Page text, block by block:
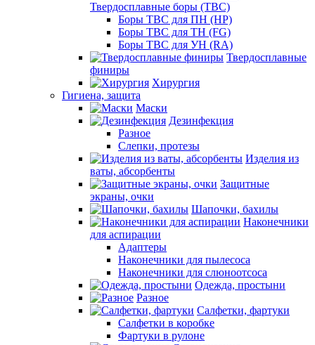
Твердосплавные боры (ТВС)
Боры ТВС для ПН (HP)
Боры ТВС для ТН (FG)
Боры ТВС для УН (RA)
Твердосплавные
финиры
Хирургия
Гигиена, защита
Маски
Дезинфекция
Разное
Слепки, протезы
Изделия из
ваты, абсорбенты
Защитные
экраны, очки
Шапочки, бахилы
Наконечники
для аспирации
Адаптеры
Наконечники для пылесоса
Наконечники для слюноотсоса
Одежда, простыни
Разное
Салфетки, фартуки
Салфетки в коробке
Фартуки в рулоне